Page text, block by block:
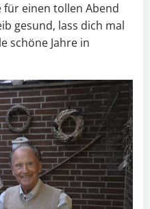
für einen tollen Abend
gesund, lass dich mal
schöne Jahre in